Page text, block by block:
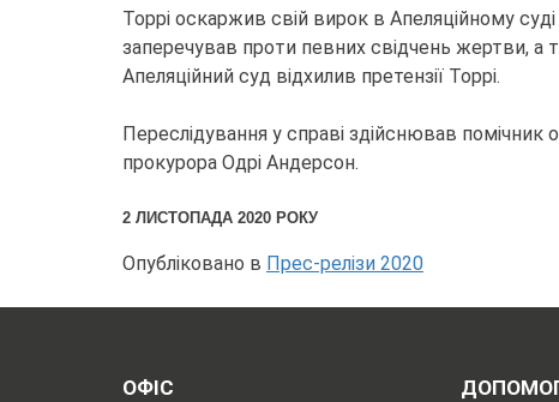
Торрі оскаржив свій вирок в Апеляційному
заперечував проти певних свідчень жертви, а
Апеляційний суд відхилив претензії Торрі.
Переслідування у справі здійснював
прокурора Одрі Андерсон.
2 ЛИСТОПАДА 2020 РОКУ
Опубліковано в Прес-релізи 2020
ОФІС